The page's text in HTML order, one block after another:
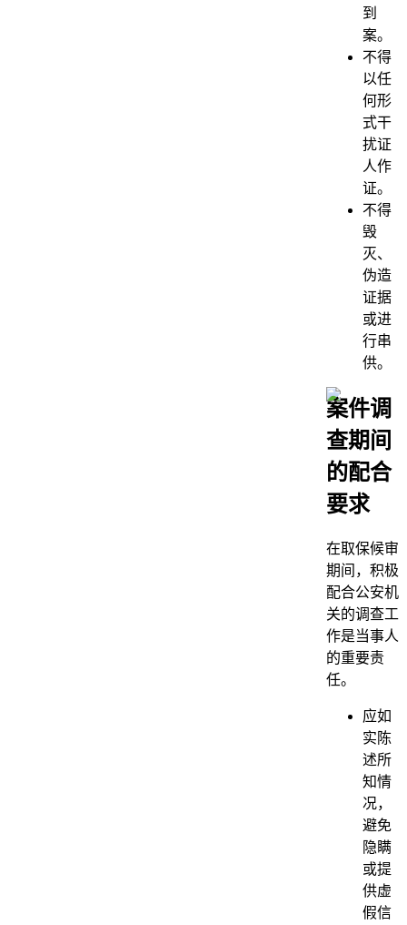
到
案。
不得
以任
何形
式干
扰证
人作
证。
不得
毁
灭、
伪造
证据
或进
行串
供。
案件调
查期间
的配合
要求
在取保候审
期间，积极
配合公安机
关的调查工
作是当事人
的重要责
任。
应如
实陈
述所
知情
况，
避免
隐瞒
或提
供虚
假信